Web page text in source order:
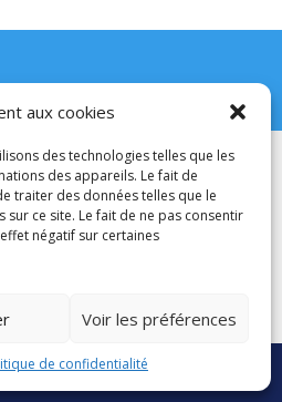
aux cookies
des technologies telles que les
des appareils. Le fait de
traiter des données telles que le
ce site. Le fait de ne pas consentir
négatif sur certaines
Voir les préférences
de confidentialité
notre page
le site de l’EPUdF
de confidentialité